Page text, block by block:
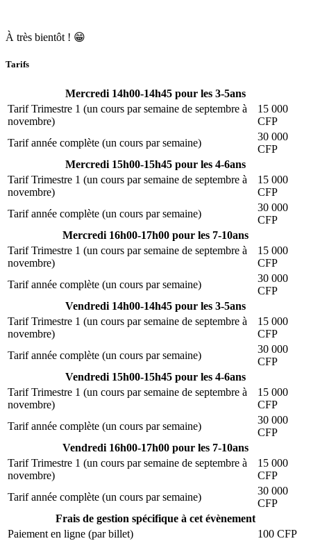
À très bientôt ! 😁
Tarifs
Mercredi 14h00-14h45 pour les 3-5ans
Tarif Trimestre 1 (un cours par semaine de septembre à
novembre)
15 000
CFP
Tarif année complète (un cours par semaine)
30 000
CFP
Mercredi 15h00-15h45 pour les 4-6ans
Tarif Trimestre 1 (un cours par semaine de septembre à
novembre)
15 000
CFP
Tarif année complète (un cours par semaine)
30 000
CFP
Mercredi 16h00-17h00 pour les 7-10ans
Tarif Trimestre 1 (un cours par semaine de septembre à
novembre)
15 000
CFP
Tarif année complète (un cours par semaine)
30 000
CFP
Vendredi 14h00-14h45 pour les 3-5ans
Tarif Trimestre 1 (un cours par semaine de septembre à
novembre)
15 000
CFP
Tarif année complète (un cours par semaine)
30 000
CFP
Vendredi 15h00-15h45 pour les 4-6ans
Tarif Trimestre 1 (un cours par semaine de septembre à
novembre)
15 000
CFP
Tarif année complète (un cours par semaine)
30 000
CFP
Vendredi 16h00-17h00 pour les 7-10ans
Tarif Trimestre 1 (un cours par semaine de septembre à
novembre)
15 000
CFP
Tarif année complète (un cours par semaine)
30 000
CFP
Frais de gestion spécifique à cet évènement
Paiement en ligne (par billet)
100 CFP